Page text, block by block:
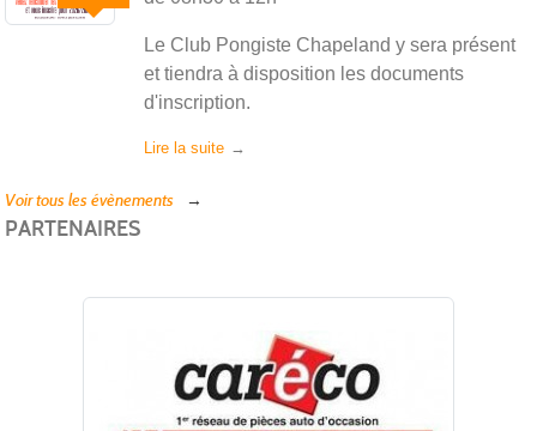
Le Club Pongiste Chapeland y sera présent
et tiendra à disposition les documents
d'inscription.
Lire la suite
Voir tous les évènements
PARTENAIRES